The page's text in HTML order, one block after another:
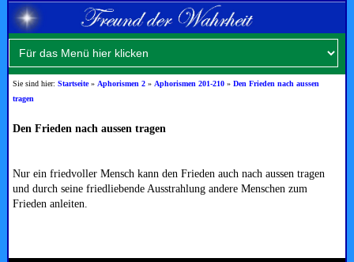
Sie sind hier:Startseite» Aphorismen 2 » Aphorismen 201-210 »Den Frieden nach aussen
tragen
Den Frieden nach aussen tragen
Nur ein friedvoller Mensch kann den Frieden auch nach aussen tragen
und durch seine friedliebende Ausstrahlung andere Menschen zum
Frieden anleiten.